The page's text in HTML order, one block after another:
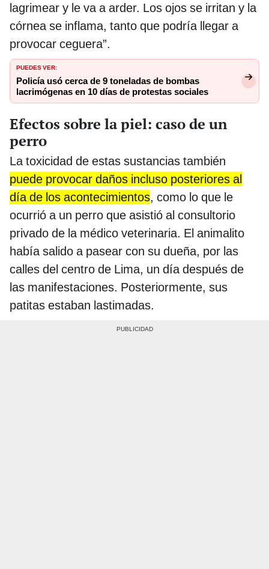
lagrimear y le va a arder. Los ojos se irritan y la
córnea se inflama, tanto que podría llegar a
provocar ceguera”.
PUEDES VER:
Policía usó cerca de 9 toneladas de bombas
lacrimógenas en 10 días de protestas sociales
Efectos sobre la piel: caso de un
perro
La toxicidad de estas sustancias también
puede provocar daños incluso posteriores al
día de los acontecimientos, como lo que le
ocurrió a un perro que asistió al consultorio
privado de la médico veterinaria. El animalito
había salido a pasear con su dueña, por las
calles del centro de Lima, un día después de
las manifestaciones. Posteriormente, sus
patitas estaban lastimadas.